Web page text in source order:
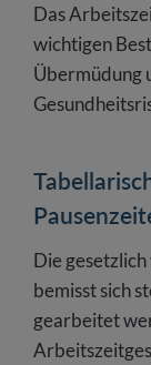
Das
wichtigen
Übermüdung
Die
bemisst sich
gearbeitet